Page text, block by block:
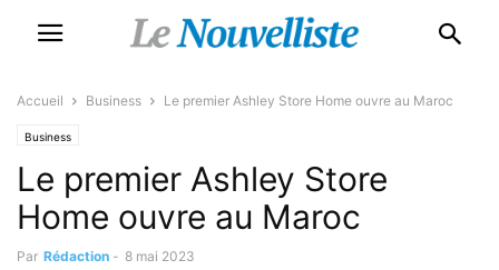
Accueil Business Le premier Ashley Store Home ouvre au Maroc
Business
Le premier Ashley Store
Home ouvre au Maroc
Par Rédaction - 8 mai 2023